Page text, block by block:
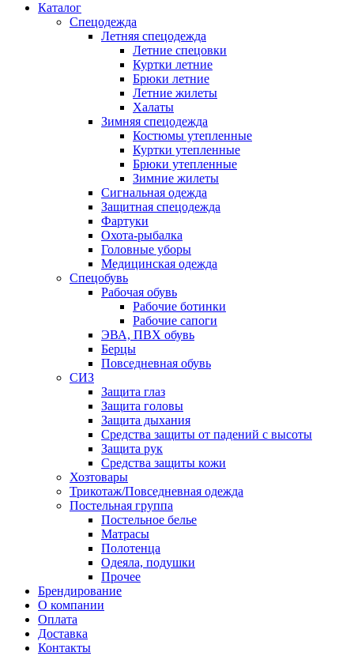
Каталог
Спецодежда
Летняя спецодежда
Летние спецовки
Куртки летние
Брюки летние
Летние жилеты
Халаты
Зимняя спецодежда
Костюмы утепленные
Куртки утепленные
Брюки утепленные
Зимние жилеты
Сигнальная одежда
Защитная спецодежда
Фартуки
Охота-рыбалка
Головные уборы
Медицинская одежда
Спецобувь
Рабочая обувь
Рабочие ботинки
Рабочие сапоги
ЭВА, ПВХ обувь
Берцы
Повседневная обувь
СИЗ
Защита глаз
Защита головы
Защита дыхания
Средства защиты от падений с высоты
Защита рук
Средства защиты кожи
Хозтовары
Трикотаж/Повседневная одежда
Постельная группа
Постельное белье
Матрасы
Полотенца
Одеяла, подушки
Прочее
Брендирование
О компании
Оплата
Доставка
Контакты